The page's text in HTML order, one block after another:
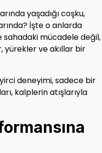
yaşadığı coşku,
İşte o anlarda
sahadaki mücadele değil,
yürekler ve akıllar bir
deneyimi, sadece bir
kalplerin atışlarıyla